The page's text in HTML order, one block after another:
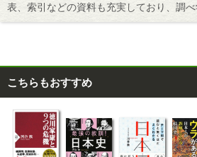
表、索引などの資料も充実しており、調べ
こちらもおすすめ